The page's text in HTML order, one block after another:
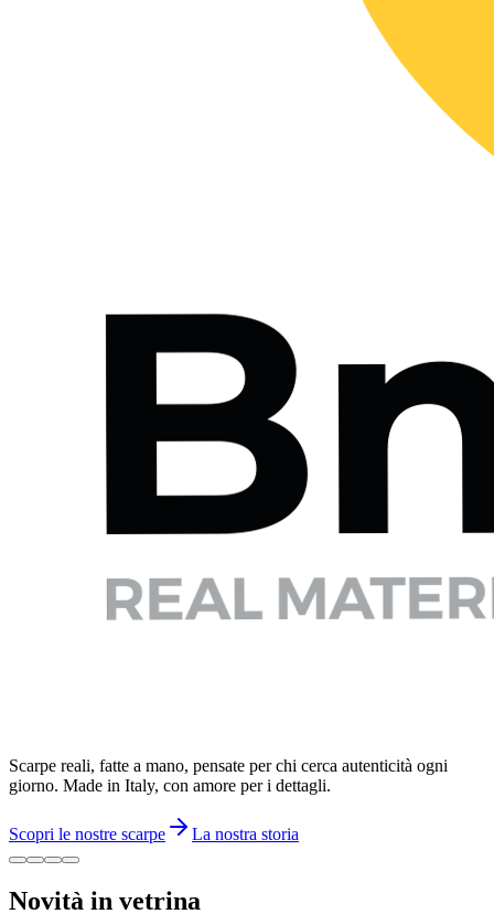
Scarpe reali, fatte a mano, pensate per chi cerca autenticità ogni
giorno. Made in Italy, con amore per i dettagli.
Scopri le nostre scarpe La nostra storia
Novità in vetrina